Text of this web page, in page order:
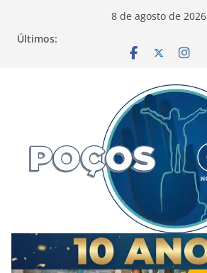
8 de agosto de 2026
Últimos: